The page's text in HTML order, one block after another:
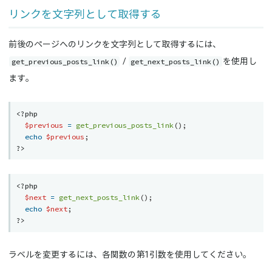
リンクを文字列として取得する
前後のページへのリンクを文字列として取得するには、
get_previous_posts_link() / get_next_posts_link() を使用し
ます。
<?php
$previous = get_previous_posts_link () ;
echo $previous ;
?>
<?php
$next = get_next_posts_link() ;
echo $next;
?>
ラベルを変更するには、各関数の第1引数を使用してください。